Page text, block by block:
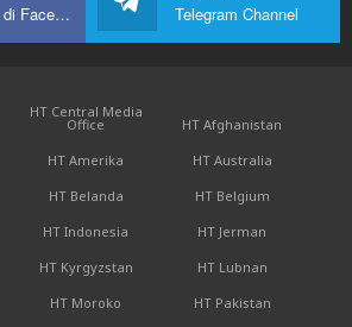
Sertai kami di Facebook Telegram Channel
HT Central Media
Office
HT Afghanistan
HT Amerika
HT Australia
HT Belanda
HT Belgium
HT Indonesia
HT Jerman
HT Kyrgyzstan
HT Lubnan
HT Moroko
HT Pakistan